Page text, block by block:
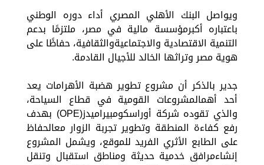
ويواصل البنك الأهلي المصري أداء دوره الوطني
باعتباره أكبرمؤسسة مالية في مصر، ملتزمًا بدعم
التنمية الاقتصادية والاجتماعيةوالثقافية، حفاظًا على
هوية مصر وتراثها الخالد للأجيال القادمة.
جدير بالذكر أن مشروع تطوير هضبة الأهرامات يعد
أحد أهمالمشروعات القومية في قطاع السياحة،
والذي تقوده شركة أوراسكومبيراميدز(OPE) بهدف
رفع كفاءة المنطقة وتطوير تجربة الزوار معالحفاظ
على الطابع الأثري الفريد للموقع، ويشمل المشروع
إنشاءمرافق خدمية حديثة ومناطق استقبال وتنقل